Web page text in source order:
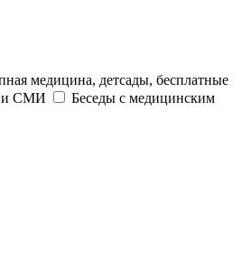
медицина, детсады, бесплатные
и СМИ
Беседы с медицинским